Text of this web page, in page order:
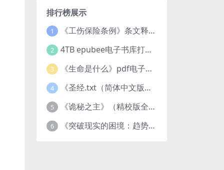
排行榜展示
1 《工伤保险条例》条文释义及案例分析pdf下载
2 4TB epubee电子书库打包下载
3 《生命是什么》pdf电子书下载
4 《圣经.txt（简体中文版）》作者：基督教译者：中国基督教协会
5 《诡秘之主》（精校版全本）作者：爱潜水的乌贼txt
6 《突破现实的困境：趋势、禀赋与企业家的大战略》pdf图书下载